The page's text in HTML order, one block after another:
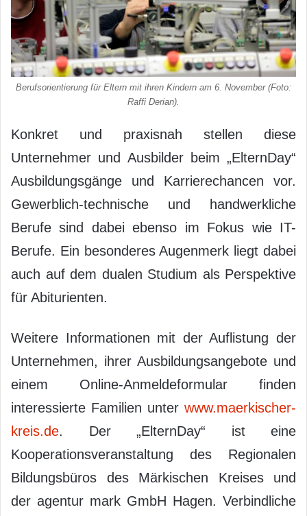
Berufsorientierung für Eltern mit ihren Kindern am 6. November (Foto:
Raffi Derian).
Konkret und praxisnah stellen diese
Unternehmer und Ausbilder beim „ElternDay“
Ausbildungsgänge und Karrierechancen vor.
Gewerblich-technische und handwerkliche
Berufe sind dabei ebenso im Fokus wie IT-
Berufe. Ein besonderes Augenmerk liegt dabei
auch auf dem dualen Studium als Perspektive
für Abiturienten.
Weitere Informationen mit der Auflistung der
Unternehmen, ihrer Ausbildungsangebote und
einem Online-Anmeldeformular finden
interessierte Familien unter www.maerkischer-
kreis.de. Der „ElternDay“ ist eine
Kooperationsveranstaltung des Regionalen
Bildungsbüros des Märkischen Kreises und
der agentur mark GmbH Hagen. Verbindliche